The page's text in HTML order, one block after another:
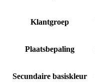
Klantgroep
Plaatsbepaling
Secundaire basiskleur